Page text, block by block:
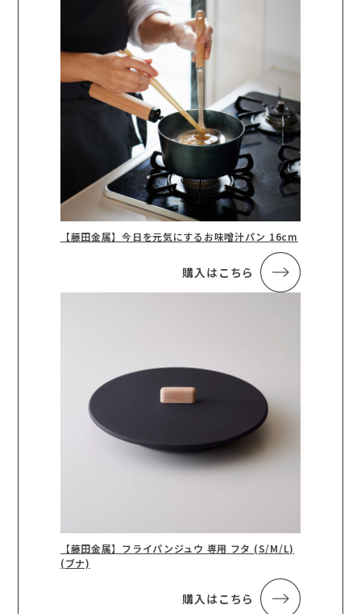
【藤田金属】今日を元気にするお味噌汁パン 16cm
購入はこちら
【藤田金属】フライパンジュウ 専用 フタ (S/M/L)
(ブナ)
購入はこちら